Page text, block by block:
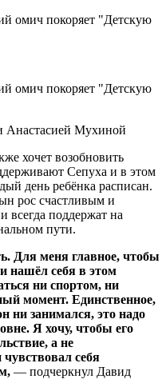
Анастасией Мухиной
хочет возобновить
Сепуха и в этом
день ребёнка расписан.
рос счастливым и
всегда поддержат на
пути.
Для меня главное, чтобы
нашёл себя в этом
ни спортом, ни
момент. Единственное,
ни занимался, это надо
Я хочу, чтобы его
а не
себя
— подчеркнул Давид